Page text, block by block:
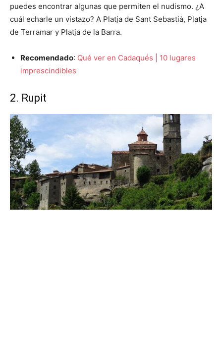
puedes encontrar algunas que permiten el nudismo. ¿A
cuál echarle un vistazo? A Platja de Sant Sebastià, Platja
de Terramar y Platja de la Barra.
Recomendado: Qué ver en Cadaqués | 10 lugares
imprescindibles
2. Rupit